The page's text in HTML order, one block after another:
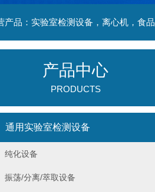
产品中心
PRODUCTS
通用实验室检测设备
纯化设备
振荡/分离/萃取设备